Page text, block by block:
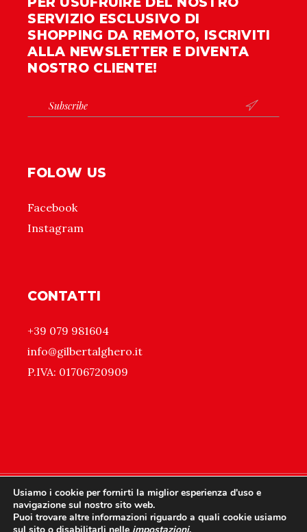
SERVIZIO ESCLUSIVO DI
SHOPPING DA REMOTO, ISCRIVITI
ALLA NEWSLETTER E DIVENTA
NOSTRO CLIENTE!

FOLOW US
Facebook
Instagram
CONTATTI
+39 079 981604
info@gilbertalghero.it
P.IVA: 01706720909
Usiamo i cookie per fornirti la miglior esperienza d'uso e
navigazione sul nostro sito web.
Puoi trovare altre informazioni riguardo a quali cookie usiamo